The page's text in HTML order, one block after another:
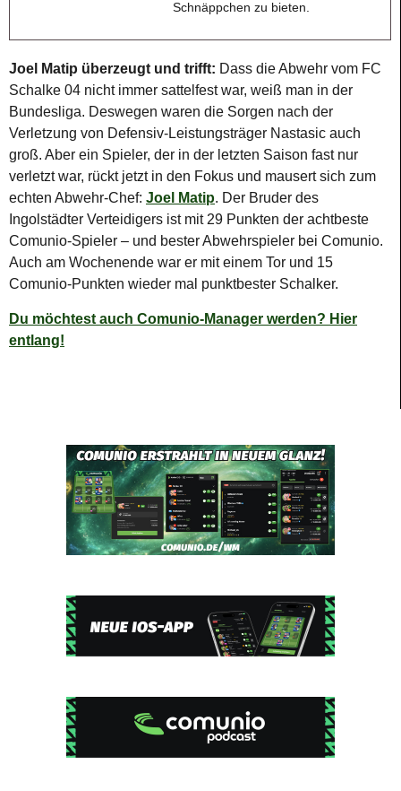
Schnäppchen zu bieten.
Joel Matip überzeugt und trifft: Dass die Abwehr vom FC
Schalke 04 nicht immer sattelfest war, weiß man in der
Bundesliga. Deswegen waren die Sorgen nach der
Verletzung von Defensiv-Leistungsträger Nastasic auch
groß. Aber ein Spieler, der in der letzten Saison fast nur
verletzt war, rückt jetzt in den Fokus und mausert sich zum
echten Abwehr-Chef: Joel Matip. Der Bruder des
Ingolstädter Verteidigers ist mit 29 Punkten der achtbeste
Comunio-Spieler – und bester Abwehrspieler bei Comunio.
Auch am Wochenende war er mit einem Tor und 15
Comunio-Punkten wieder mal punktbester Schalker.
Du möchtest auch Comunio-Manager werden? Hier
entlang!